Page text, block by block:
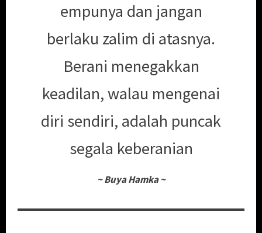
empunya dan jangan
berlaku zalim di atasnya.
Berani menegakkan
keadilan, walau mengenai
diri sendiri, adalah puncak
segala keberanian
~ Buya Hamka ~